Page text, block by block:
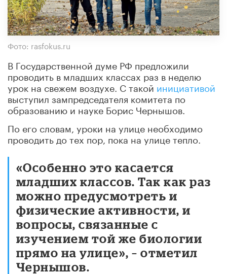
Фото: rasfokus.ru
В Государственной думе РФ предложили
проводить в младших классах раз в неделю
урок на свежем воздухе. С такой инициативой
выступил зампредседателя комитета по
образованию и науке Борис Чернышов.
По его словам, уроки на улице необходимо
проводить до тех пор, пока на улице тепло.
«Особенно это касается
младших классов. Так как раз
можно предусмотреть и
физические активности, и
вопросы, связанные с
изучением той же биологии
прямо на улице», – отметил
Чернышов.